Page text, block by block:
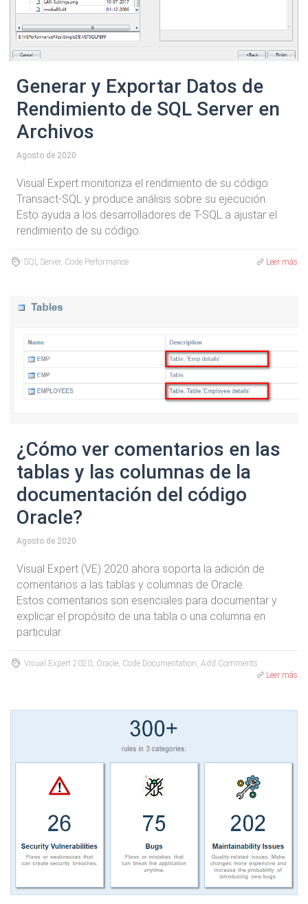
Generar y Exportar Datos de
Rendimiento de SQL Server en
Archivos
Agosto de 2020
Visual Expert monitoriza el rendimiento de su código
Transact-SQL y produce análisis sobre su ejecución.
Esto ayuda a los desarrolladores de T-SQL a ajustar el
rendimiento de su código.
SQL Server, Code Performance Leer más
¿Cómo ver comentarios en las
tablas y las columnas de la
documentación del código
Oracle?
Agosto de 2020
Visual Expert (VE) 2020 ahora soporta la adición de
comentarios a las tablas y columnas de Oracle.
Estos comentarios son esenciales para documentar y
explicar el propósito de una tabla o una columna en
particular.
Visual Expert 2020, Oracle, Code Documentation, Add Comments
Leer más